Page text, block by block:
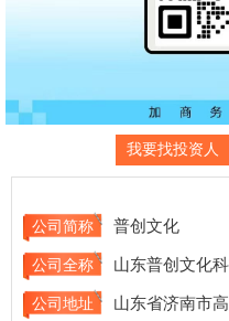
我要找投资人
公司简称 普创文化
公司全称 山东普创文化
公司地址
山东省济南市